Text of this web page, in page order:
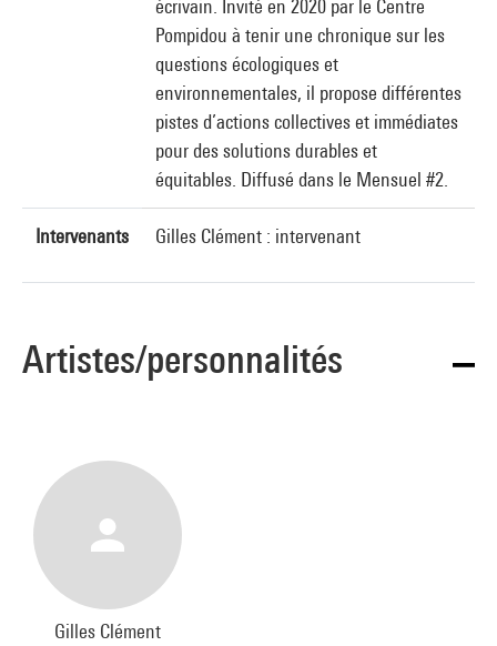
écrivain. Invité en 2020 par le Centre
Pompidou à tenir une chronique sur les
questions écologiques et
environnementales, il propose différentes
pistes d’actions collectives et immédiates
pour des solutions durables et
équitables. Diffusé dans le Mensuel #2.
Intervenants Gilles Clément : intervenant
Artistes/personnalités
Gilles Clément